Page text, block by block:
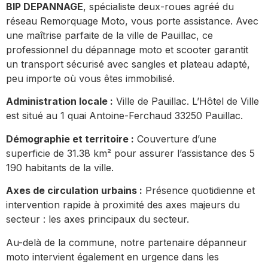
BIP DEPANNAGE, spécialiste deux-roues agréé du
réseau Remorquage Moto, vous porte assistance. Avec
une maîtrise parfaite de la ville de Pauillac, ce
professionnel du dépannage moto et scooter garantit
un transport sécurisé avec sangles et plateau adapté,
peu importe où vous êtes immobilisé.
Administration locale : Ville de Pauillac. L’Hôtel de Ville
est situé au 1 quai Antoine-Ferchaud 33250 Pauillac.
Démographie et territoire : Couverture d’une
superficie de 31.38 km² pour assurer l’assistance des 5
190 habitants de la ville.
Axes de circulation urbains : Présence quotidienne et
intervention rapide à proximité des axes majeurs du
secteur : les axes principaux du secteur.
Au-delà de la commune, notre partenaire dépanneur
moto intervient également en urgence dans les